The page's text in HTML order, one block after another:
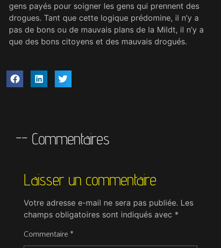
gens payés pour soigner les gens qui prennent des
drogues. Tant que cette logique prédomine, il n’y a
pas de bons ou de mauvais plans de la Mildt, il n’y a
que des bons citoyens et des mauvais drogués.
-- Commentaires
Laisser un commentaire
Votre adresse e-mail ne sera pas publiée. Les
champs obligatoires sont indiqués avec *
Commentaire *